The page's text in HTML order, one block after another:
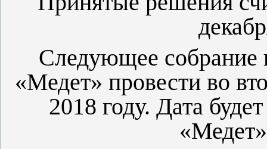
Следующее собрание
«Медет» провести во
2018 году. Дата